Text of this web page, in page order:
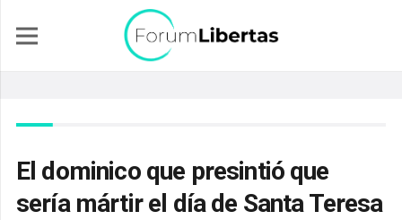
El dominico que presintió que
sería mártir el día de Santa Teresa